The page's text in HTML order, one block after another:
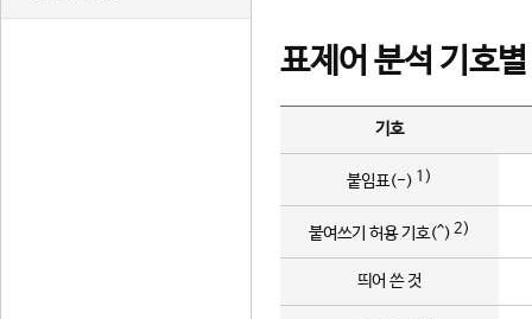
표제어 분석 기호
기호
붙임표(-) 1)
붙여쓰기 허용 기호(^) 2)
띄어 쓴 것